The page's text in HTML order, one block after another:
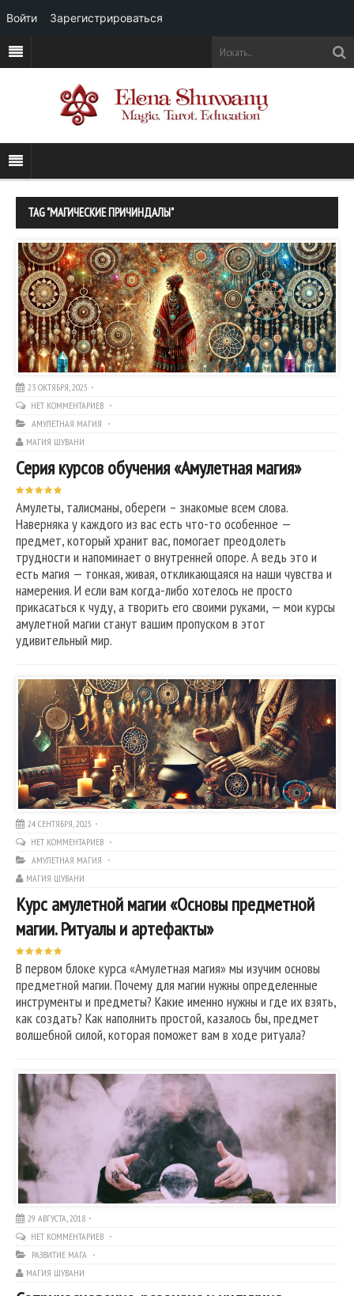
TAG "МАГИЧЕСКИЕ ПРИЧИНДАЛЫ"
23 ОКТЯБРЯ, 2025
НЕТ КОММЕНТАРИЕВ
АМУЛЕТНАЯ МАГИЯ
МАГИЯ ШУВАНИ
Серия курсов обучения «Амулетная магия»
Амулеты, талисманы, обереги – знакомые всем слова.
Наверняка у каждого из вас есть что-то особенное —
предмет, который хранит вас, помогает преодолеть
трудности и напоминает о внутренней опоре. А ведь это и
есть магия — тонкая, живая, откликающаяся на наши чувства и
намерения. И если вам когда-либо хотелось не просто
прикасаться к чуду, а творить его своими руками, — мои курсы
амулетной магии станут вашим пропуском в этот
удивительный мир.
24 СЕНТЯБРЯ, 2025
НЕТ КОММЕНТАРИЕВ
АМУЛЕТНАЯ МАГИЯ
МАГИЯ ШУВАНИ
Курс амулетной магии «Основы предметной
магии. Ритуалы и артефакты»
В первом блоке курса «Амулетная магия» мы изучим основы
предметной магии. Почему для магии нужны определенные
инструменты и предметы? Какие именно нужны и где их взять,
как создать? Как наполнить простой, казалось бы, предмет
волшебной силой, которая поможет вам в ходе ритуала?
29 АВГУСТА, 2018
НЕТ КОММЕНТАРИЕВ
РАЗВИТИЕ МАГА
МАГИЯ ШУВАНИ
Войти Зарегистрироваться